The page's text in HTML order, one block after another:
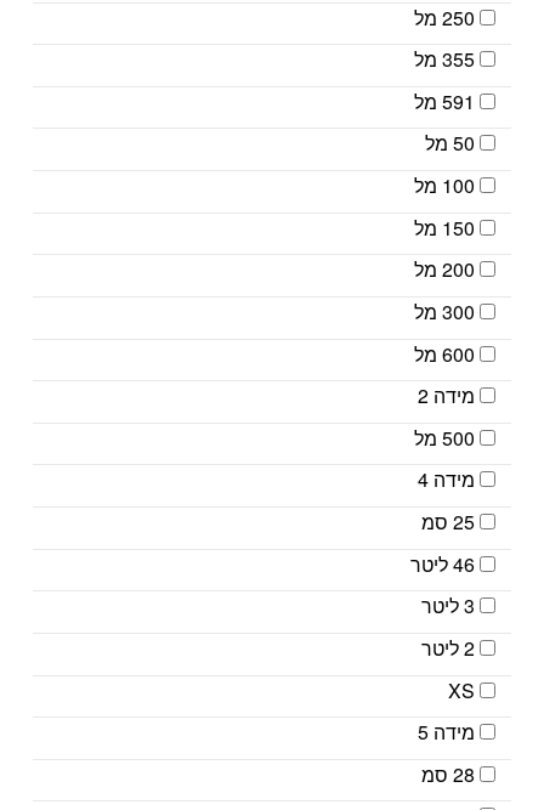
250 מל
355 מל
591 מל
50 מל
100 מל
150 מל
200 מל
300 מל
600 מל
מידה 2
500 מל
מידה 4
25 סמ
46 ליטר
3 ליטר
2 ליטר
XS
מידה 5
28 סמ